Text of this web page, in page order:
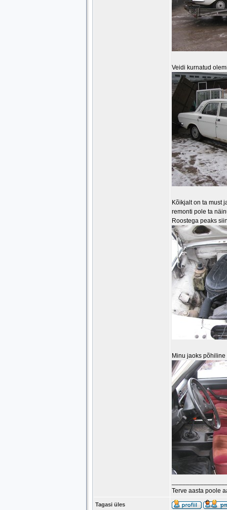
Veidi kurnatud
Kõikjalt on ta must
remonti pole ta
Roostega peaks
Minu jaoks
Terve aasta poole
Tagasi üles